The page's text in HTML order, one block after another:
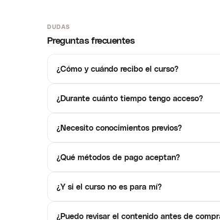
DUDAS
Preguntas frecuentes
¿Cómo y cuándo recibo el curso?
¿Durante cuánto tiempo tengo acceso?
¿Necesito conocimientos previos?
¿Qué métodos de pago aceptan?
¿Y si el curso no es para mí?
¿Puedo revisar el contenido antes de